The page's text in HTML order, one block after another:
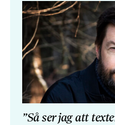
”Så ser jag att